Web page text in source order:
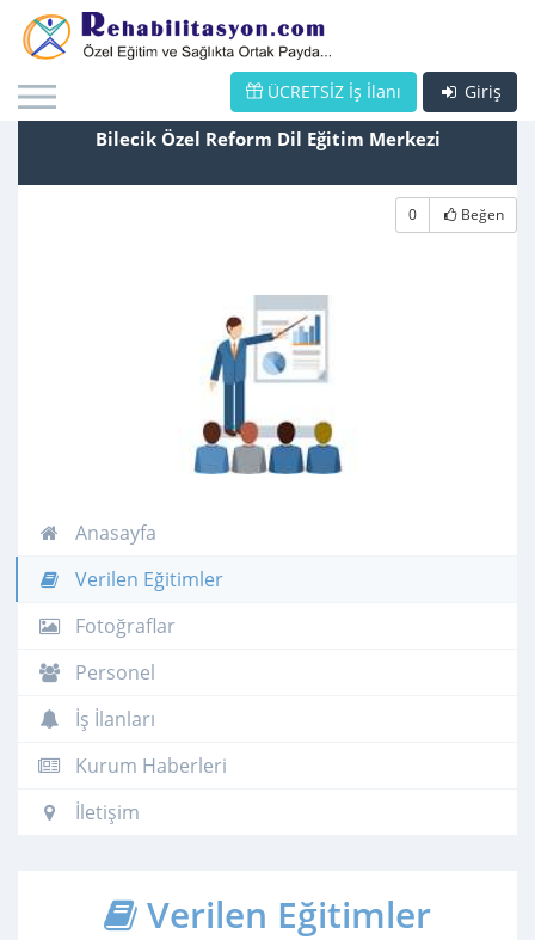
Giriş
ÜCRETSİZ İş İlanı
Bilecik Özel Reform Dil Eğitim Merkezi
0 Beğen
Anasayfa
Verilen Eğitimler
Fotoğraflar
Personel
İş İlanları
Kurum Haberleri
İletişim
Verilen Eğitimler